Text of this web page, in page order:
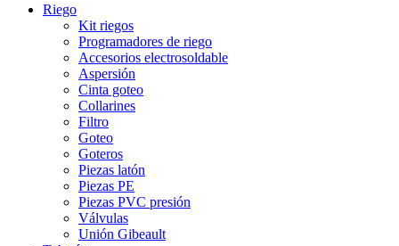
Riego
Kit riegos
Programadores de riego
Accesorios electrosoldable
Aspersión
Cinta goteo
Collarines
Filtro
Goteo
Goteros
Piezas latón
Piezas PE
Piezas PVC presión
Válvulas
Unión Gibeault